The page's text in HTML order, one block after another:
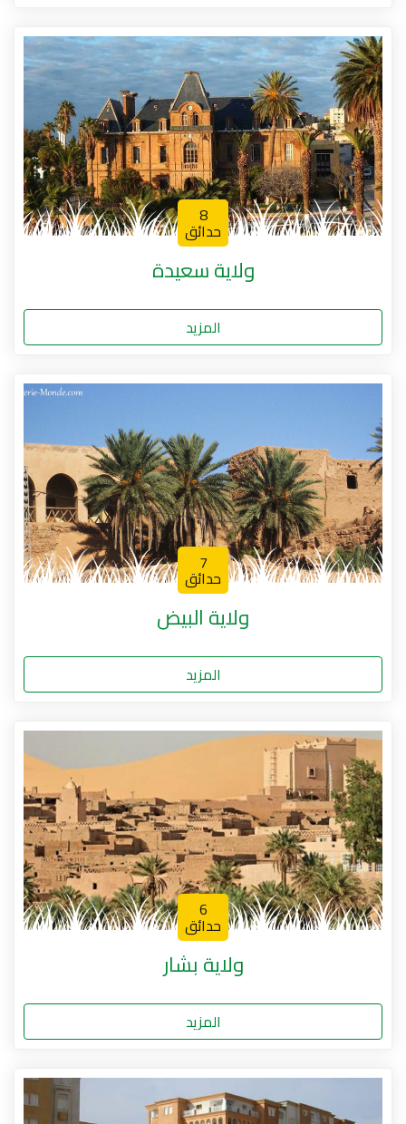
8
حدائق
ولاية سعيدة
المزيد
7
حدائق
ولاية البيض
المزيد
6
حدائق
ولاية بشار
المزيد